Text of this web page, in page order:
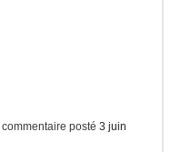
posté 3 juin